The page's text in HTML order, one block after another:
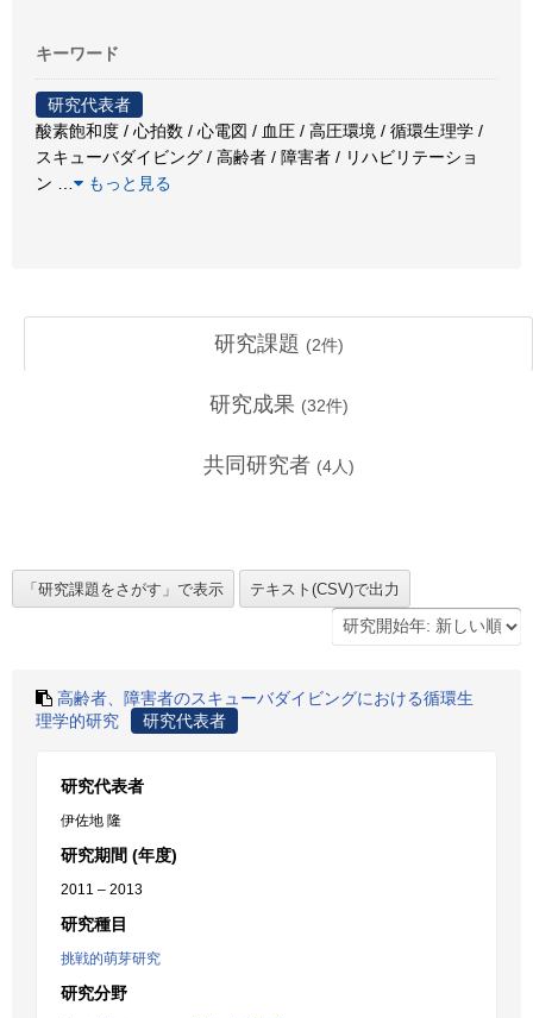
キーワード
研究代表者
酸素飽和度 / 心拍数 / 心電図 / 血圧 / 高圧環境 / 循環生理学 /
スキューバダイビング / 高齢者 / 障害者 / リハビリテーショ
ン
もっと見る
研究課題 (2件)
研究成果 (32件)
共同研究者 (4人)
高齢者、障害者のスキューバダイビングにおける循環生
理学的研究
研究代表者
研究代表者
伊佐地 隆
研究期間 (年度)
2011 – 2013
研究種目
挑戦的萌芽研究
研究分野